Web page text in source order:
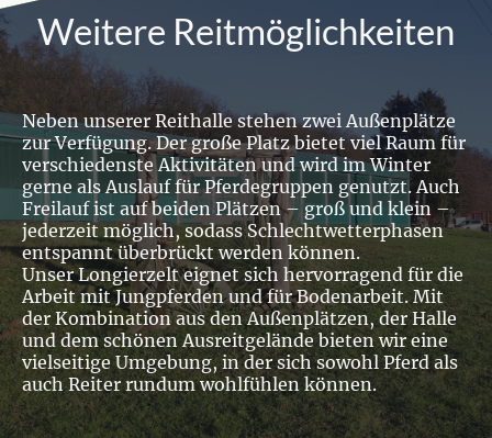
Weitere Reitmöglichkeiten
Neben unserer Reithalle stehen zwei Außenplätze
zur Verfügung. Der große Platz bietet viel Raum für
verschiedenste Aktivitäten und wird im Winter
gerne als Auslauf für Pferdegruppen genutzt. Auch
Freilauf ist auf beiden Plätzen – groß und klein –
jederzeit möglich, sodass Schlechtwetterphasen
entspannt überbrückt werden können.
Unser Longierzelt eignet sich hervorragend für die
Arbeit mit Jungpferden und für Bodenarbeit. Mit
der Kombination aus den Außenplätzen, der Halle
und dem schönen Ausreitgelände bieten wir eine
vielseitige Umgebung, in der sich sowohl Pferd als
auch Reiter rundum wohlfühlen können.